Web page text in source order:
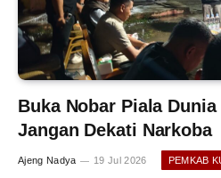
Buka Nobar Piala
Jangan Dekati Narkoba
Ajeng Nadya 19 Jul 2026 PEMKAB